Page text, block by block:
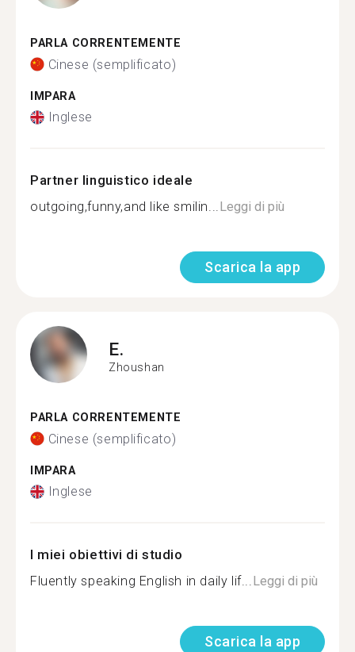
PARLA CORRENTEMENTE
Cinese (semplificato)
IMPARA
Inglese
Partner linguistico ideale
outgoing,funny,and like smilin...Leggi di più
Scarica la app
E.
Zhoushan
PARLA CORRENTEMENTE
Cinese (semplificato)
IMPARA
Inglese
I miei obiettivi di studio
Fluently speaking English in daily lif...Leggi di più
Scarica la app